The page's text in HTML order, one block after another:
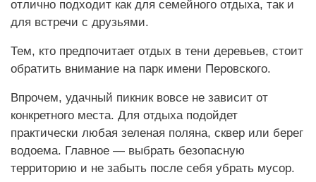
отлично подходит как для семейного отдыха, так и
для встречи с друзьями.
Тем, кто предпочитает отдых в тени деревьев, стоит
обратить внимание на парк имени Перовского.
Впрочем, удачный пикник вовсе не зависит от
конкретного места. Для отдыха подойдет
практически любая зеленая поляна, сквер или берег
водоема. Главное — выбрать безопасную
территорию и не забыть после себя убрать мусор.